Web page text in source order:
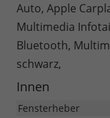
Auto, Apple
Multimedia
Bluetooth,
schwarz,
Innen
Fensterheber